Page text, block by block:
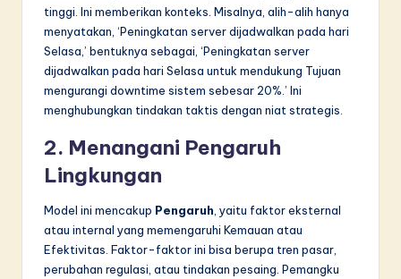
tinggi. Ini memberikan konteks. Misalnya, alih-alih hanya
menyatakan, ‘Peningkatan server dijadwalkan pada hari
Selasa,’ bentuknya sebagai, ‘Peningkatan server
dijadwalkan pada hari Selasa untuk mendukung Tujuan
mengurangi downtime sistem sebesar 20%.’ Ini
menghubungkan tindakan taktis dengan niat strategis.
2. Menangani Pengaruh
Lingkungan
Model ini mencakup Pengaruh , yaitu faktor eksternal
atau internal yang memengaruhi Kemauan atau
Efektivitas. Faktor-faktor ini bisa berupa tren pasar,
perubahan regulasi, atau tindakan pesaing. Pemangku